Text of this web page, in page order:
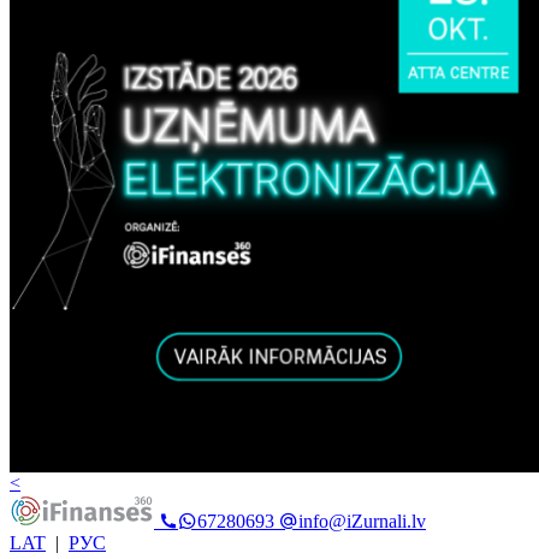
<
67280693
info@iZurnali.lv
LAT | РУС